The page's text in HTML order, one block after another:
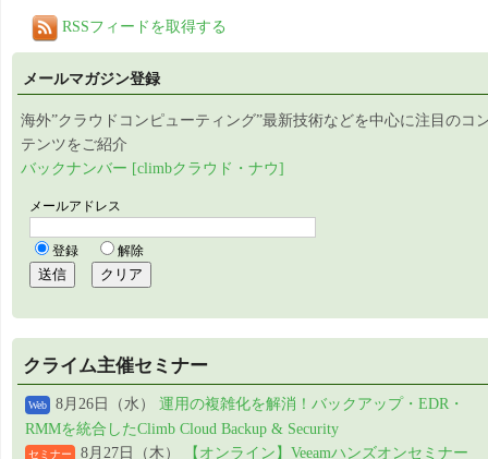
RSSフィードを取得する
メールマガジン登録
海外”クラウドコンピューティング”最新技術などを中心に注目のコ
テンツをご紹介
バックナンバー [climbクラウド・ナウ]
クライム主催セミナー
Web 8月26日（水） 運用の複雑化を解消！バックアップ・EDR・
RMMを統合したClimb Cloud Backup & Security
セミナー 8月27日（木）
【オンライン】Veeamハンズオンセミナー